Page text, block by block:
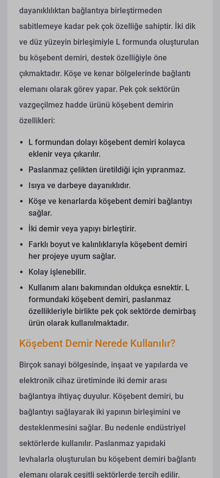
dayanıklılıktan bağlantıya birleştirmeden
sabitlemeye kadar pek çok özelliğe sahiptir. İki dik
ve düz yüzeyin birleşimiyle L formunda oluşturulan
bu köşebent demiri, destek özelliğiyle öne
çıkmaktadır. Köşe ve kenar bölgelerinde bağlantı
elemanı olarak görev yapar. Pek çok sektörün
vazgeçilmez hadde ürünü köşebent demirin
özellikleri:
L formundan dolayı köşebent demiri kolayca
eklenir veya çıkarılır.
Paslanmaz çelikten üretildiği için yıpranmaz.
Isıya ve darbeye dayanıklıdır.
Köşe ve kenarlarda köşebent demiri bağlantıyı
sağlar.
İki demir veya yapıyı birleştirir.
Farklı boyut ve kalınlıklarıyla köşebent demiri
her projeye uyum sağlar.
Kolay işlenebilir.
Kullanım alanı bakımından oldukça esnektir. L
formundaki köşebent demiri, paslanmaz
özellikleriyle birlikte pek çok sektörde demirbaş
ürün olarak kullanılmaktadır.
Köşebent Demir Nerede Kullanılır?
Birçok sanayi bölgesinde, inşaat ve yapılarda ve
elektronik cihaz üretiminde iki demir arası
bağlantıya ihtiyaç duyulur. Köşebent demiri, bu
bağlantıyı sağlayarak iki yapının birleşimini ve
desteklenmesini sağlar. Bu nedenle endüstriyel
sektörlerde kullanılır. Paslanmaz yapıdaki
levhalarla oluşturulan bu köşebent demiri bağlantı
elemanı olarak çeşitli sektörlerde tercih edilir.